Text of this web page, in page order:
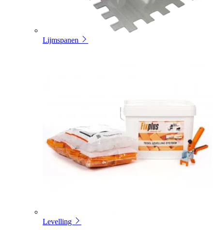
Lijmspanen
Levelling